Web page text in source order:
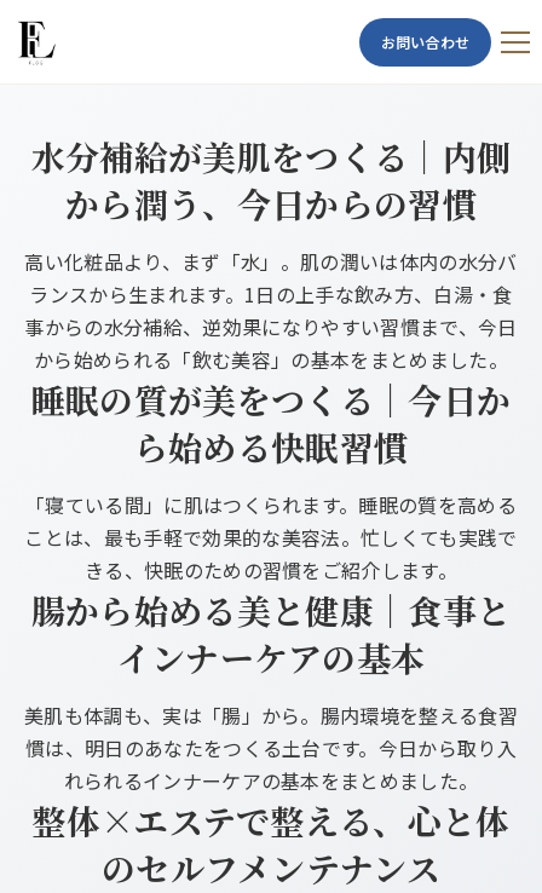
お問い合わせ
水分補給が美肌をつくる｜内側
から潤う、今日からの習慣
高い化粧品より、まず「水」。肌の潤いは体内の水分バ
ランスから生まれます。1日の上手な飲み方、白湯・食
事からの水分補給、逆効果になりやすい習慣まで、今日
から始められる「飲む美容」の基本をまとめました。
睡眠の質が美をつくる｜今日か
ら始める快眠習慣
「寝ている間」に肌はつくられます。睡眠の質を高める
ことは、最も手軽で効果的な美容法。忙しくても実践で
きる、快眠のための習慣をご紹介します。
腸から始める美と健康｜食事と
インナーケアの基本
美肌も体調も、実は「腸」から。腸内環境を整える食習
慣は、明日のあなたをつくる土台です。今日から取り入
れられるインナーケアの基本をまとめました。
整体×エステで整える、心と体
のセルフメンテナンス